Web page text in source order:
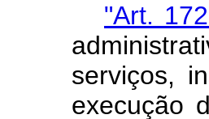
"Art.
serviços,
execução